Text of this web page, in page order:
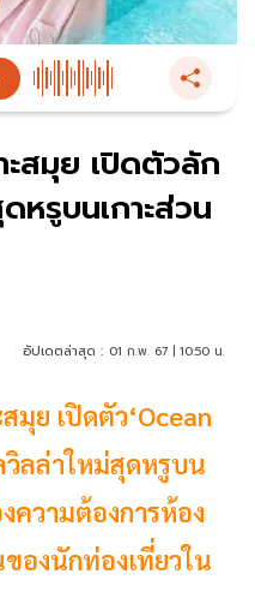
ะสมุย เปิดตัวลัก
รูบนเกาะส่วน
อัปเดตล่าสุด : 01 ก.พ. 67 | 10:50 น.
มุย เปิดตัว‘Ocean
ลล่าใหม่สุดหรูบน
ความต้องการห้อง
องนักท่องเที่ยวใน